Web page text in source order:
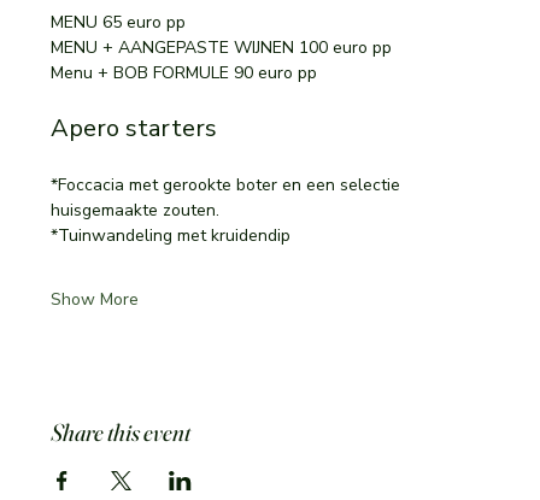
MENU 65 euro pp
MENU + AANGEPASTE WIJNEN 100 euro pp
Menu + BOB FORMULE 90 euro pp
Apero starters
*Foccacia met gerookte boter en een selectie
huisgemaakte zouten.
*Tuinwandeling met kruidendip
Show More
Share this event